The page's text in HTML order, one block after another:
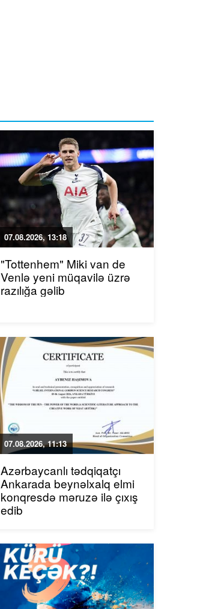
07.08.2026, 13:18
"Tottenhem" Miki van de
Venlə yeni müqavilə üzrə
razılığa gəlib
07.08.2026, 11:13
Azərbaycanlı tədqiqatçı
Ankarada beynəlxalq elmi
konqresdə məruzə ilə çıxış
edib